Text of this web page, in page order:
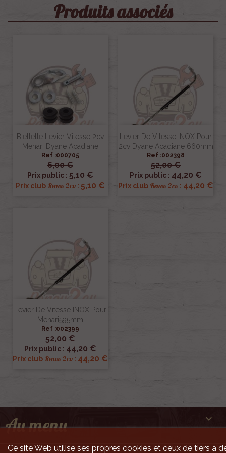
Produits associés
Biellette Levier Vitesse 2cv
Mehari Dyane Acadiane
Ref :000705
6,00 €
Prix public : 5,10 €
Prix club Renov 2cv : 5,10 €
Levier De Vitesse INOX Pour
2cv Dyane Acadiane 660mm
Ref :002398
52,00 €
Prix public : 44,20 €
Prix club Renov 2cv : 44,20 €
Levier De Vitesse INOX Pour
Mehari595mm
Ref :002399
52,00 €
Prix public : 44,20 €
Prix club Renov 2cv : 44,20 €
Au menu 
Ce site Web utilise ses propres cookies et ceux de tiers à